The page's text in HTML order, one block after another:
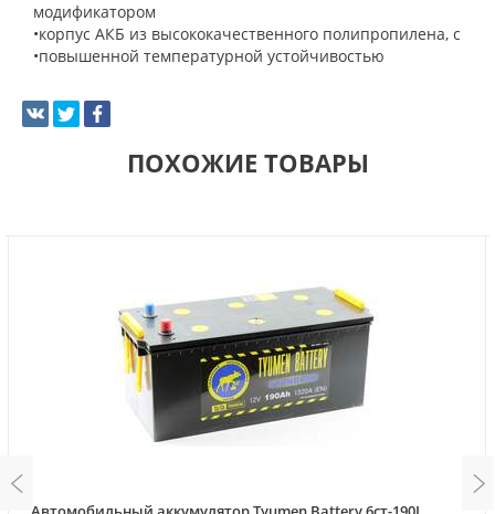
модификатором
•корпус АКБ из высококачественного полипропилена, с
•повышенной температурной устойчивостью
ПОХОЖИЕ ТОВАРЫ